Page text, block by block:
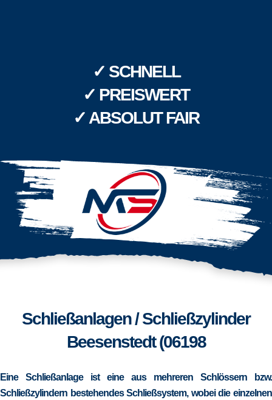
✓ SCHNELL
✓ PREISWERT
✓ ABSOLUT FAIR
Schließanlagen / Schließzylinder
Beesenstedt (06198
Eine Schließanlage ist eine aus mehreren Schlössern bzw.
Schließzylindern bestehendes Schließsystem, wobei die einzelnen